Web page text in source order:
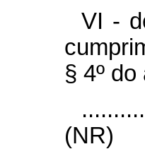
VI -
§ 4º do
(NR)